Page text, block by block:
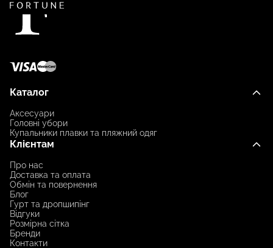
Каталог
Аксесуари
Головні убори
Купальники плавки та пляжний одяг
Клієнтам
Про нас
Доставка та оплата
Обмін та повернення
Блог
Гурт та дропшипінг
Відгуки
Розмірна сітка
Бренди
Контакти